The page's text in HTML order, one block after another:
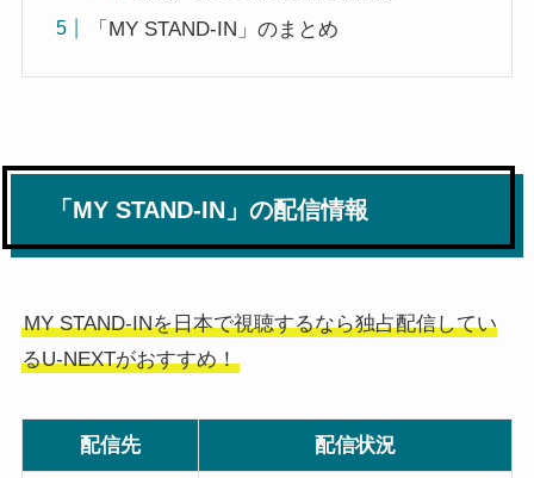
「MY STAND-IN」のまとめ
「MY STAND-IN」の配信情報
MY STAND-INを日本で視聴するなら独占配信してい
るU-NEXTがおすすめ！
配信先 配信状況